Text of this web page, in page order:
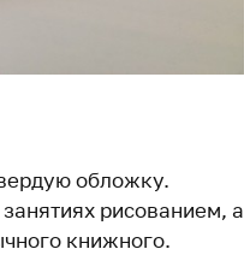
обложку.
рисованием, а
книжного.